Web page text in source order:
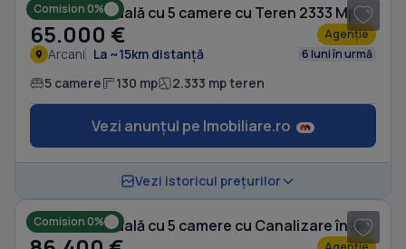
Comision 0% Casă individuală cu 5 camere cu Teren 2333 Mp în Arcani
65.000 € Agenție
Arcani La ~15km distanță 6 luni în urmă
5 camere 130 mp 2.333 mp teren
Vezi anunțul pe Imobiliare.ro
Vezi istoricul prețurilor
Comision 0% Casă individuală cu 5 camere cu Canalizare în Arcani